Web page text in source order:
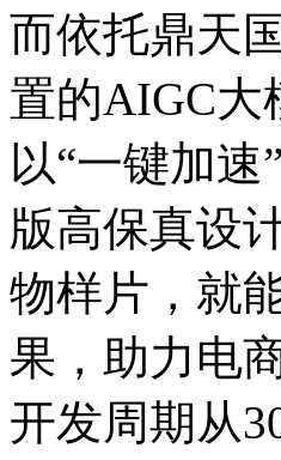
而依托鼎天
置的AIGC大
以“一键加速
版高保真设
物样片，
果，助力
开发周期从